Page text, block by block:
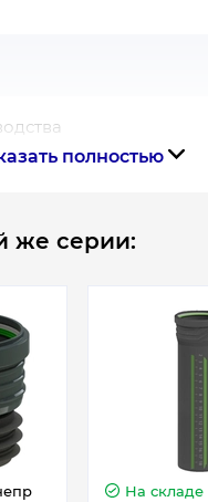
полностью
же серии:
На складе